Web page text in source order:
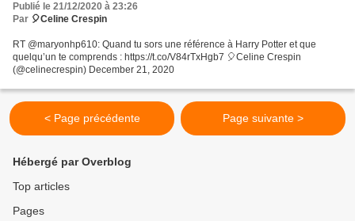
Publié le 21/12/2020 à 23:26
Par 🎈Celine Crespin
RT @maryonhp610: Quand tu sors une référence à Harry Potter et que
quelqu’un te comprends : https://t.co/V84rTxHgb7 🎈Celine Crespin
(@celinecrespin) December 21, 2020
< Page précédente Page suivante >
Hébergé par Overblog
Top articles
Pages